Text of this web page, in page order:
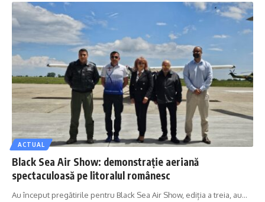
ACTUAL
Black Sea Air Show: demonstrație aeriană
spectaculoasă pe litoralul românesc
Au început pregătirile pentru Black Sea Air Show, ediția a treia, au…